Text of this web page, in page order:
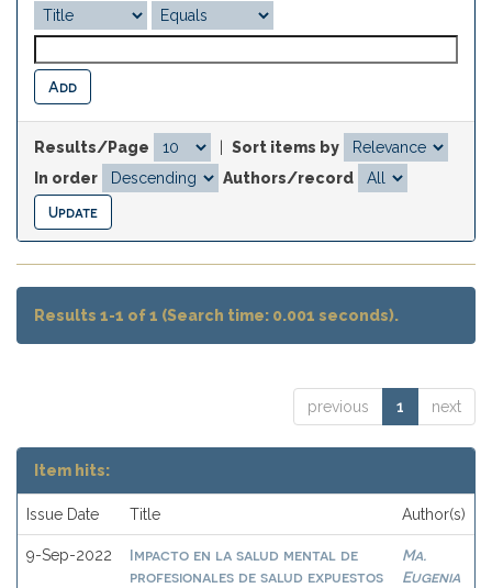
Results/Page
Sort items by
In order
Authors/record
Results 1-1 of 1 (Search time: 0.001 seconds).
previous 1 next
Item hits:
Issue Date Title Author(s)
9-Sep-2022
Impacto en la salud mental de
profesionales de salud expuestos
Ma.
Eugenia